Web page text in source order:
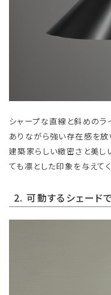
シャープな直線と斜めのラ
ありながら強い存在感を放
建築家らしい緻密さと美し
ても凛とした印象を与えてく
2. 可動するシェード